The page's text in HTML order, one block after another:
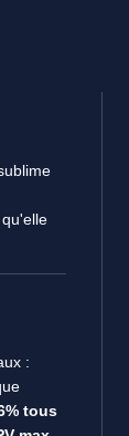
:
tous